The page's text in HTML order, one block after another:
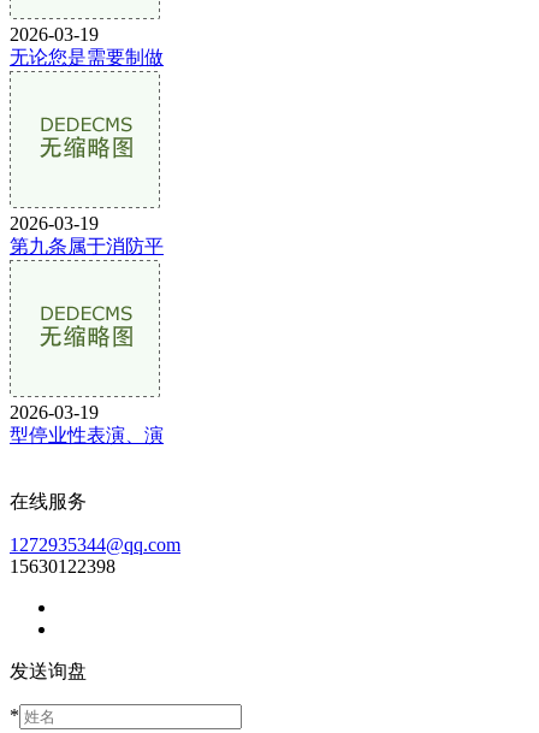
2026-03-19
无论您是需要制做
2026-03-19
第九条属于消防平
2026-03-19
型停业性表演、演
在线服务
1272935344@qq.com
15630122398
发送询盘
*